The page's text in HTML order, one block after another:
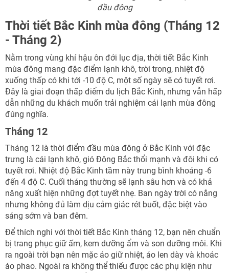
đầu đông
Thời tiết Bắc Kinh mùa đông (Tháng 12
- Tháng 2)
Nằm trong vùng khí hậu ôn đới lục địa, thời tiết Bắc Kinh
mùa đông mang đặc điểm lạnh khô, trời trong, nhiệt độ
xuống thấp có khi tới -10 độ C, một số ngày sẽ có tuyết rơi.
Đây là giai đoạn thấp điểm du lịch Bắc Kinh, nhưng vẫn hấp
dẫn những du khách muốn trải nghiệm cái lạnh mùa đông
đúng nghĩa.
Tháng 12
Tháng 12 là thời điểm đầu mùa đông ở Bắc Kinh với đặc
trưng là cái lạnh khô, gió Đông Bắc thổi mạnh và đôi khi có
tuyết rơi. Nhiệt độ Bắc Kinh tầm này trung bình khoảng -6
đến 4 độ C. Cuối tháng thường sẽ lạnh sâu hơn và có khả
năng xuất hiện những đợt tuyết nhẹ. Ban ngày trời có nắng
nhưng không đủ làm dịu cảm giác rét buốt, đặc biệt vào
sáng sớm và ban đêm.
Để thích nghi với thời tiết Bắc Kinh tháng 12, bạn nên chuẩn
bị trang phục giữ ấm, kem dưỡng ẩm và son dưỡng môi. Khi
ra ngoài trời bạn nên mặc áo giữ nhiệt, áo len dày và khoác
áo phao. Ngoài ra không thể thiếu được các phụ kiện như